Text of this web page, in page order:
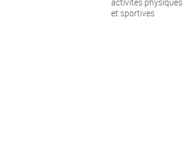
et sportives